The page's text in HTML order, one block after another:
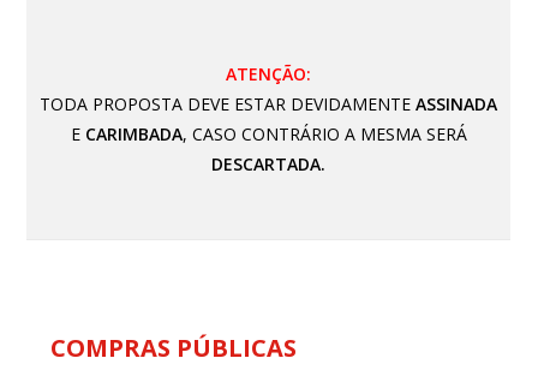
ATENÇÃO:
TODA PROPOSTA DEVE ESTAR DEVIDAMENTEASSINADA
E CARIMBADA, CASO CONTRÁRIO A MESMA SERÁ
DESCARTADA.
COMPRAS PÚBLICAS